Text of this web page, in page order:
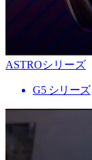
ASTROシリーズ
G5 シリーズ